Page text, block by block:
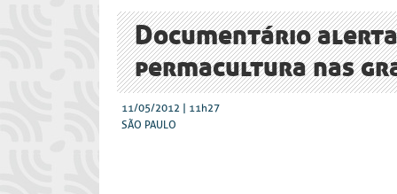
Documentário
permacultura nas
11/05/2012 | 11h27
SÃO PAULO